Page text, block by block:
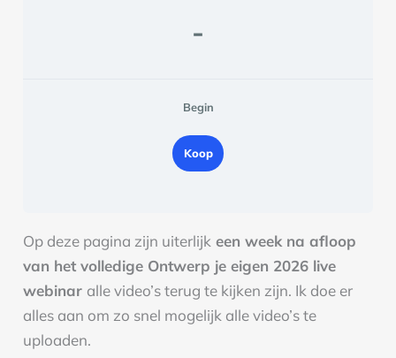
-
Begin
Koop
Op deze pagina zijn uiterlijk een week na afloop
van het volledige Ontwerp je eigen 2026 live
webinar alle video’s terug te kijken zijn. Ik doe er
alles aan om zo snel mogelijk alle video’s te
uploaden.